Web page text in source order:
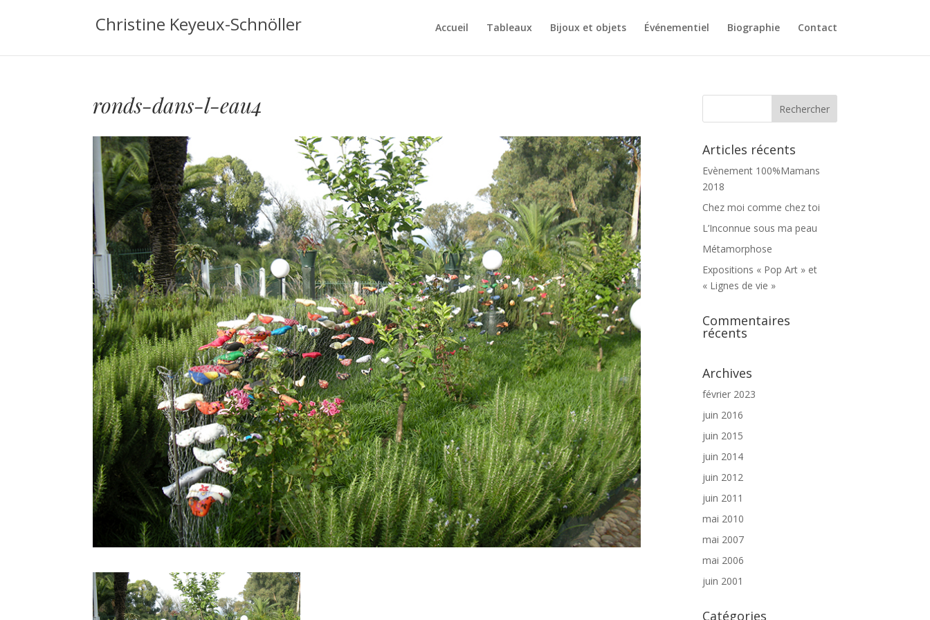
Christine Keyeux-Schnöller Accueil Tableaux Bijoux et objets Événementiel Biographie Contact
ronds-dans-l-eau4
Articles récents
Evènement 100%Mamans
2018
Chez moi comme chez toi
L’Inconnue sous ma peau
Métamorphose
Expositions « Pop Art » et
« Lignes de vie »
Commentaires
récents
Archives
février 2023
juin 2016
juin 2015
juin 2014
juin 2012
juin 2011
mai 2010
mai 2007
mai 2006
juin 2001
Catégories